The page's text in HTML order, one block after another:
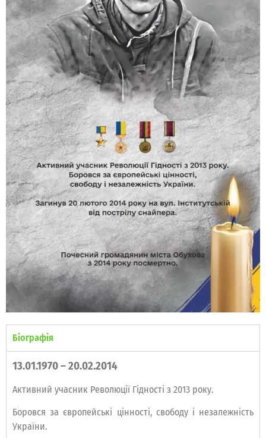
Біографія
13.01.1970 – 20.02.2014
Активний учасник Революції Гідності з 2013 року.
Боровся за європейські цінності, свободу і незалежність
України.